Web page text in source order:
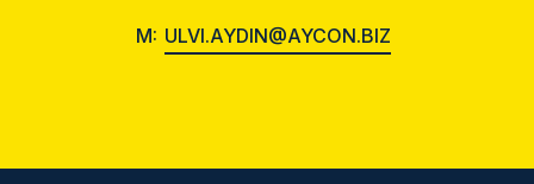
M: ULVI.AYDIN@AYCON.BIZ